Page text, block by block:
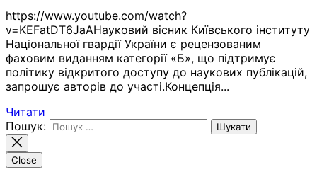
https://www.youtube.com/watch?
v=KEFatDT6JaAНауковий вісник Київського інституту
Національної гвардії України є рецензованим
фаховим виданням категорії «Б», що підтримує
політику відкритого доступу до наукових публікацій,
запрошує авторів до участі.Концепція...
Читати
Пошук:
Close